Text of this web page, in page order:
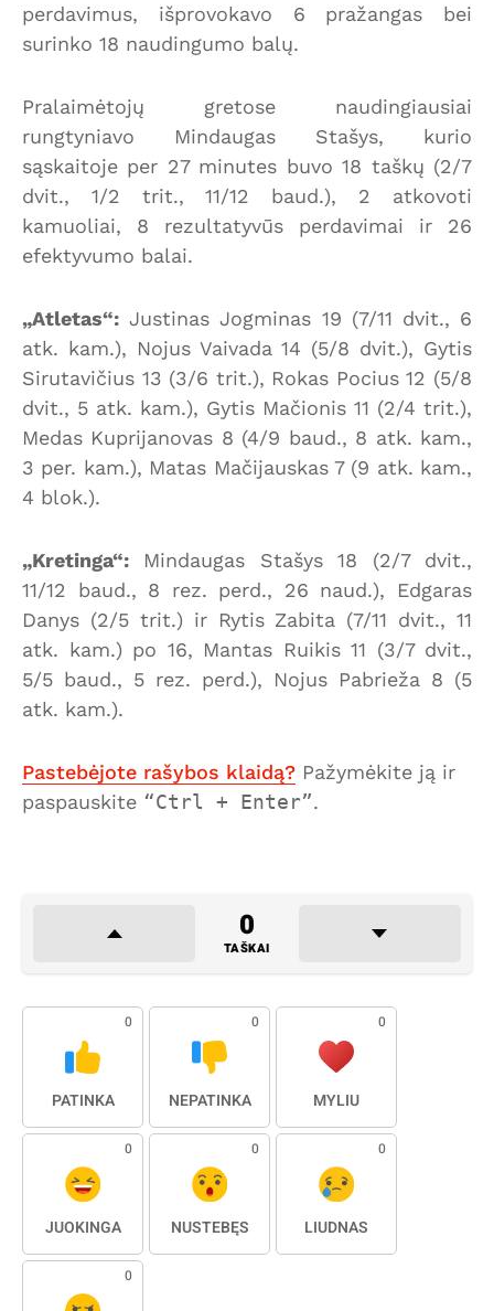
perdavimus, išprovokavo 6 pražangas bei
surinko 18 naudingumo balų.
Pralaimėtojų gretose naudingiausiai
rungtyniavo Mindaugas Stašys, kurio
sąskaitoje per 27 minutes buvo 18 taškų (2/7
dvit., 1/2 trit., 11/12 baud.), 2 atkovoti
kamuoliai, 8 rezultatyvūs perdavimai ir 26
efektyvumo balai.
„Atletas“: Justinas Jogminas 19 (7/11 dvit., 6
atk. kam.), Nojus Vaivada 14 (5/8 dvit.), Gytis
Sirutavičius 13 (3/6 trit.), Rokas Pocius 12 (5/8
dvit., 5 atk. kam.), Gytis Mačionis 11 (2/4 trit.),
Medas Kuprijanovas 8 (4/9 baud., 8 atk. kam.,
3 per. kam.), Matas Mačijauskas 7 (9 atk. kam.,
4 blok.).
„Kretinga“: Mindaugas Stašys 18 (2/7 dvit.,
11/12 baud., 8 rez. perd., 26 naud.), Edgaras
Danys (2/5 trit.) ir Rytis Zabita (7/11 dvit., 11
atk. kam.) po 16, Mantas Ruikis 11 (3/7 dvit.,
5/5 baud., 5 rez. perd.), Nojus Pabrieža 8 (5
atk. kam.).
Pastebėjote rašybos klaidą? Pažymėkite ją ir
paspauskite
Ctrl + Enter .
0
TAŠKAI
0
PATINKA
0
NEPATINKA
0
MYLIU
0
JUOKINGA
0
NUSTEBĘS
0
LIŪDNAS
0